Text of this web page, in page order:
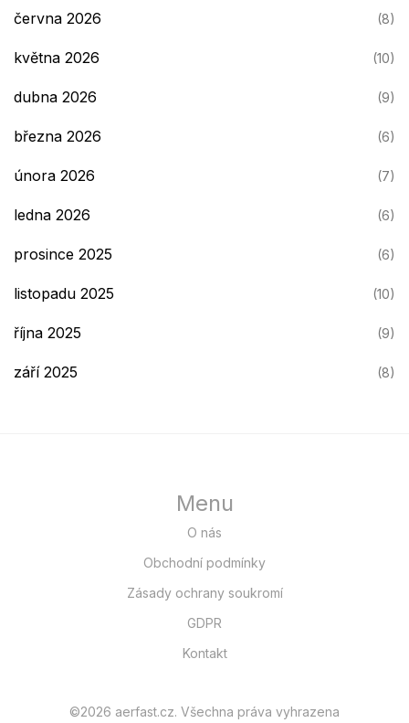
června 2026 (8)
května 2026 (10)
dubna 2026 (9)
března 2026 (6)
února 2026 (7)
ledna 2026 (6)
prosince 2025 (6)
listopadu 2025 (10)
října 2025 (9)
září 2025 (8)
Menu
O nás
Obchodní podmínky
Zásady ochrany soukromí
GDPR
Kontakt
©2026 aerfast.cz. Všechna práva vyhrazena